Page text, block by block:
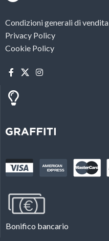
Condizioni generali di vendita
Privacy Policy
Cookie Policy
Bonifico bancario